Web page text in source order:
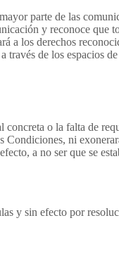
parte de las
y reconoce
a los derechos
través de los
o la falta de
Condiciones, ni
a no ser que se
y sin efecto por